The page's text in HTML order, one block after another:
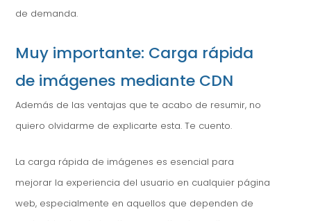
de demanda.
Muy importante: Carga rápida
de imágenes mediante CDN
Además de las ventajas que te acabo de resumir, no
quiero olvidarme de explicarte esta. Te cuento.
La carga rápida de imágenes es esencial para
mejorar la experiencia del usuario en cualquier página
web, especialmente en aquellos que dependen de